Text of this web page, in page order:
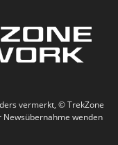
vermerkt, © TrekZone
wenden